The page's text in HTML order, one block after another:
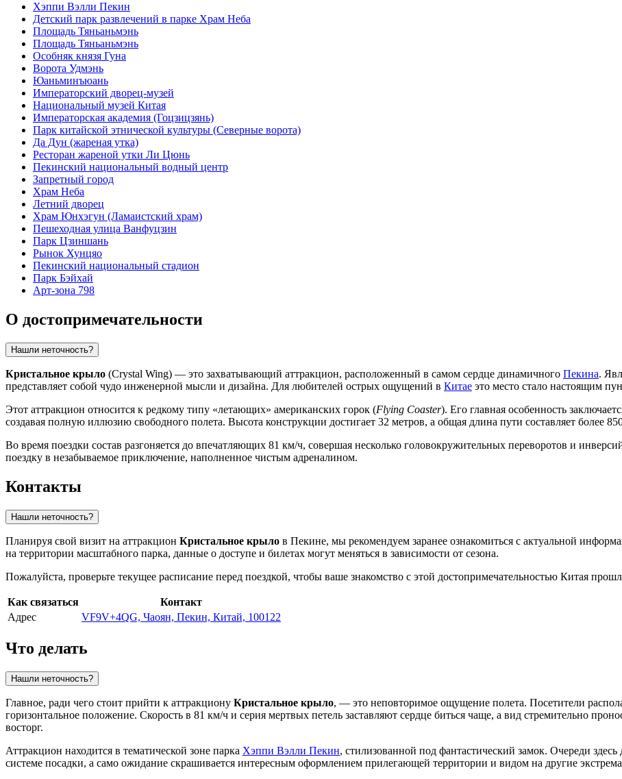
Хэппи Вэлли Пекин
Детский парк развлечений в парке Храм Неба
Площадь Тяньаньмэнь
Площадь Тяньаньмэнь
Особняк князя Гуна
Ворота Удмэнь
Юаньминъюань
Императорский дворец-музей
Национальный музей Китая
Императорская академия (Гоцзицзянь)
Парк китайской этнической культуры (Северные ворота)
Да Дун (жареная утка)
Ресторан жареной утки Ли Цюнь
Пекинский национальный водный центр
Запретный город
Храм Неба
Летний дворец
Храм Юнхэгун (Ламаистский храм)
Пешеходная улица Ванфуцзин
Парк Цзиншань
Рынок Хунцяо
Пекинский национальный стадион
Парк Бэйхай
Арт-зона 798
О достопримечательности
Нашли неточность?
Кристальное крыло (Crystal Wing) — это захватывающий аттракцион, расположенный в самом сердце динамичного Пекина.
представляет собой чудо инженерной мысли и дизайна. Для любителей острых ощущений в Китае это место стало настоящим
Этот аттракцион относится к редкому типу «летающих» американских горок (Flying Coaster). Его главная особенность
создавая полную иллюзию свободного полета. Высота конструкции достигает 32 метров, а общая длина пути составляет более
Во время поездки состав разгоняется до впечатляющих 81 км/ч, совершая несколько головокружительных переворотов и
поездку в незабываемое приключение, наполненное чистым адреналином.
Контакты
Нашли неточность?
Планируя свой визит на аттракцион Кристальное крыло в Пекине, мы рекомендуем заранее ознакомиться с актуальной
на территории масштабного парка, данные о доступе и билетах могут меняться в зависимости от сезона.
Пожалуйста, проверьте текущее расписание перед поездкой, чтобы ваше знакомство с этой достопримечательностью Китая
Как связаться
Контакт
Адрес
VF9V+4QG, Чаоян, Пекин, Китай, 100122
Что делать
Нашли неточность?
Главное, ради чего стоит прийти к аттракциону Кристальное крыло, — это неповторимое ощущение полета. Посетители
горизонтальное положение. Скорость в 81 км/ч и серия мертвых петель заставляют сердце биться чаще, а вид стремительно
восторг.
Аттракцион находится в тематической зоне парка Хэппи Вэлли Пекин, стилизованной под фантастический замок. Очереди
системе посадки, а само ожидание скрашивается интересным оформлением прилегающей территории и видом на другие